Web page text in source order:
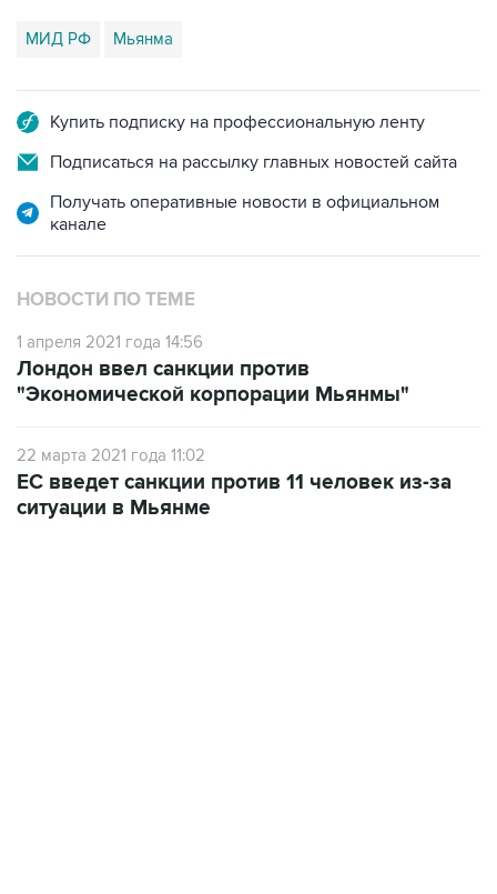
МИД РФ Мьянма
Купить подписку на профессиональную ленту
Подписаться на рассылку главных новостей сайта
Получать оперативные новости в официальном
канале
НОВОСТИ ПО ТЕМЕ
1 апреля 2021 года 14:56
Лондон ввел санкции против
"Экономической корпорации Мьянмы"
22 марта 2021 года 11:02
ЕС введет санкции против 11 человек из-за
ситуации в Мьянме